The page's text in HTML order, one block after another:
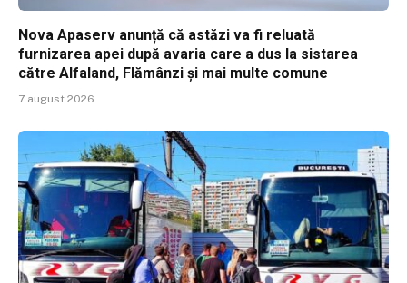
Nova Apaserv anunță că astăzi va fi reluată
furnizarea apei după avaria care a dus la sistarea
către Alfaland, Flămânzi și mai multe comune
7 august 2026